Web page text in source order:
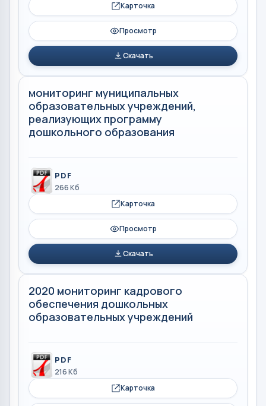
Карточка
Просмотр
Скачать
мониторинг муниципальных
образовательных учреждений,
реализующих программу
дошкольного образования
PDF
266 Кб
Карточка
Просмотр
Скачать
2020 мониторинг кадрового
обеспечения дошкольных
образовательных учреждений
PDF
216 Кб
Карточка